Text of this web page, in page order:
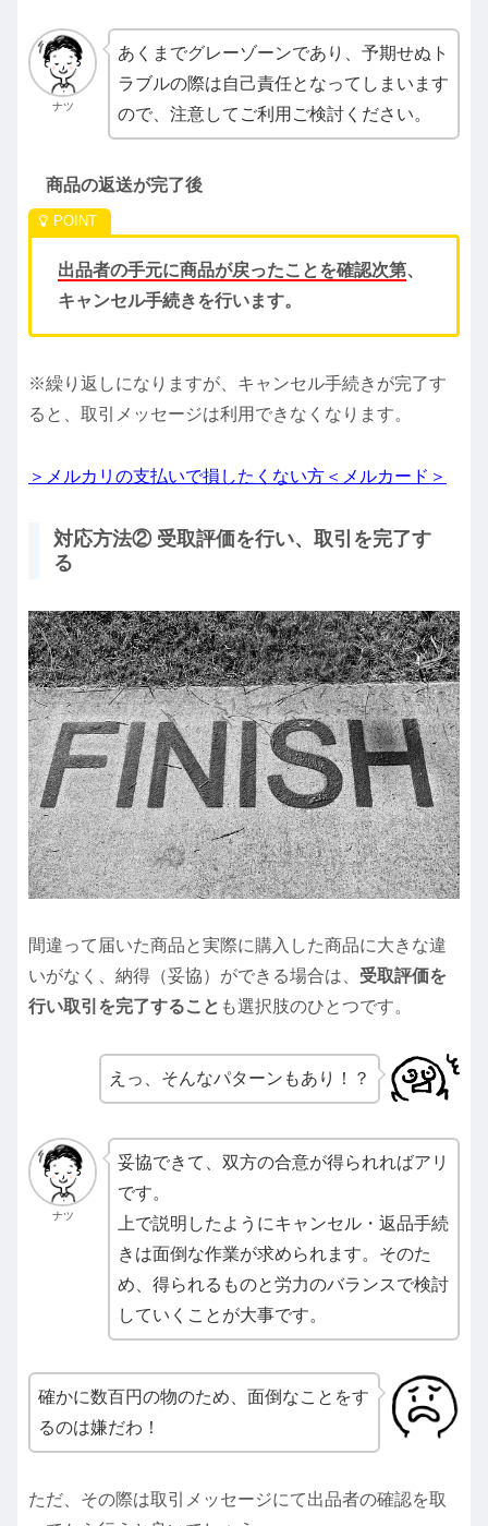
ナツ
あくまでグレーゾーンであり、予期せぬト
ラブルの際は自己責任となってしまいます
ので、注意してご利用ご検討ください。
商品の返送が完了後
出品者の手元に商品が戻ったことを確認次第、
キャンセル手続きを行います。
※繰り返しになりますが、キャンセル手続きが完了す
ると、取引メッセージは利用できなくなります。
＞メルカリの支払いで損したくない方＜メルカード＞
対応方法② 受取評価を行い、取引を完了す
る
間違って届いた商品と実際に購入した商品に大きな違
いがなく、納得（妥協）ができる場合は、 受取評価を
行い取引を完了すること も選択肢のひとつです。
えっ、そんなパターンもあり！？
ナツ
妥協できて、双方の合意が得られればアリ
です。
上で説明したようにキャンセル・返品手続
きは面倒な作業が求められます。そのた
め、得られるものと労力のバランスで検討
していくことが大事です。
確かに数百円の物のため、面倒なことをす
るのは嫌だわ！
ただ、その際は取引メッセージにて出品者の確認を取